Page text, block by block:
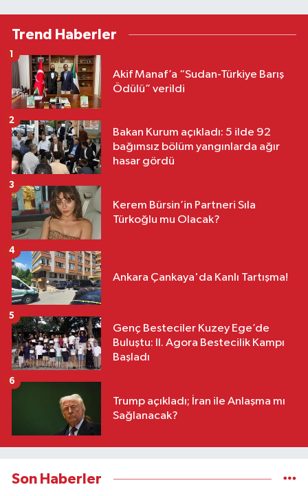
Trend Haberler
Akif Manaf’a “Sudan-Türkiye Barış
Ödülü” verildi
1
Bakan Kurum açıkladı: 5 ilde 92
bağımsız bölüm yangınlarda ağır
hasar gördü
2
Kerem Bürsin’in Partneri Sıla
Türkoğlu mu Olacak?
3
Ankara Çankaya'da Kanlı Tartışma!
4
Genç Besteciler Kuzey Ege’de
Buluştu: II. Agora Bestecilik Kampı
Başladı
5
Trump açıkladı; İran ile Anlaşma mı
Sağlanacak?
6
Son Haberler